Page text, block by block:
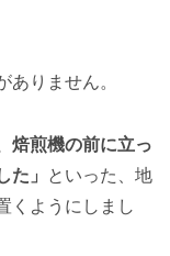
ありません。
焙煎機の前に立っ
た」
といった、地
くようにしまし